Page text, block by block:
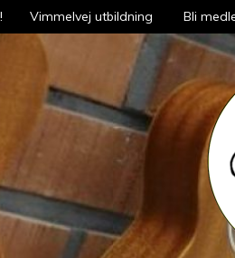
Vimmelvej utbildning Bli